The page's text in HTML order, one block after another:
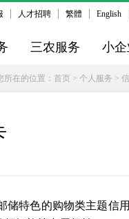
人才招聘 繁體 English
三农服务 小
所在的位置： 首页 > 个人服务 >
特色的购物类主题信用